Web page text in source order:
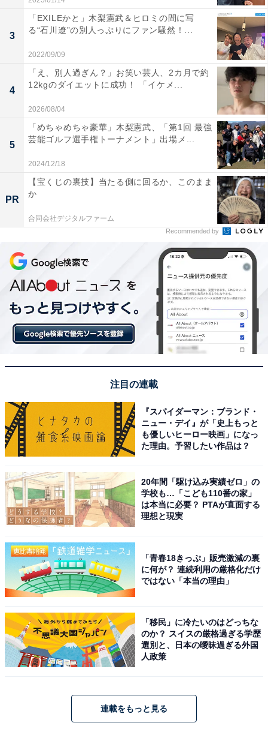
3
「EXILEかと」木梨憲武＆ヒロミの間に写
る“石川遼”の別人っぷりにファン騒然！...
2022/09/09
4
「え、別人過ぎん？」お笑い芸人、2カ月で約
12kgのダイエットに成功！ 「イケメ...
2026/08/04
5
「めちゃめちゃ豪華」木梨憲武、「第1回 最強
芸能ゴルフ選手権トーナメント」出場メ...
2024/12/18
PR
【宝くじの裏技】当たる側に回るか、このまま
か
合同会社デジタルファーム
Recommended by
注目の連載
『スパイダーマン：ブランド・
ニュー・デイ』が「史上もっと
も優しいヒーロー映画」になっ
た理由。予習したい作品は？
20年間「駆け込み実績ゼロ」の
学校も…「こども110番の家」
は本当に必要？ PTAが直面する
理想と現実
「青春18きっぷ」販売激減の裏
に何が？ 連続利用の厳格化だけ
ではない「本当の理由」
「移民」に冷たいのはどっちな
のか？ スイスの厳格過ぎる学歴
選別と、日本の曖昧過ぎる外国
人政策
連載をもっと見る